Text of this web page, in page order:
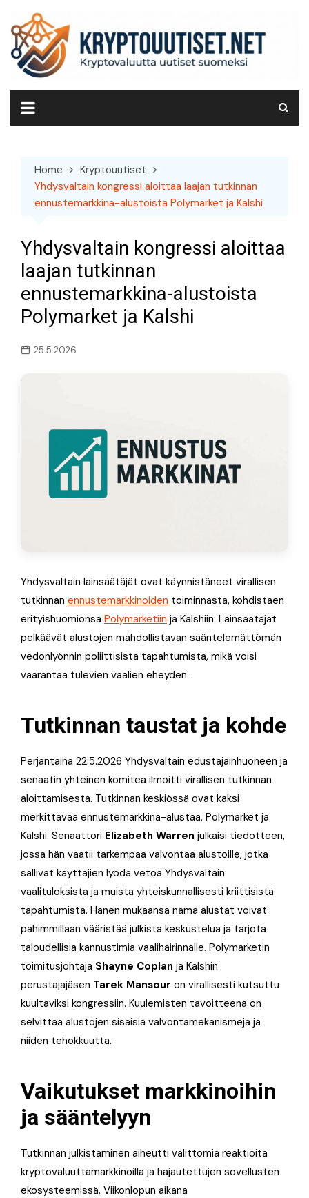
content
Home
Kryptouutiset
Yhdysvaltain kongressi aloittaa laajan tutkinnan
ennustemarkkina-alustoista Polymarket ja Kalshi
Yhdysvaltain kongressi aloittaa
laajan tutkinnan
ennustemarkkina-alustoista
Polymarket ja Kalshi
25.5.2026
Yhdysvaltain lainsäätäjät ovat käynnistäneet virallisen
tutkinnan ennustemarkkinoiden toiminnasta, kohdistaen
erityishuomionsa Polymarketiin ja Kalshiin. Lainsäätäjät
pelkäävät alustojen mahdollistavan sääntelemättömän
vedonlyönnin poliittisista tapahtumista, mikä voisi
vaarantaa tulevien vaalien eheyden.
Tutkinnan taustat ja kohde
Perjantaina 22.5.2026 Yhdysvaltain edustajainhuoneen ja
senaatin yhteinen komitea ilmoitti virallisen tutkinnan
aloittamisesta. Tutkinnan keskiössä ovat kaksi
merkittävää ennustemarkkina-alustaa, Polymarket ja
Kalshi. Senaattori Elizabeth Warren julkaisi tiedotteen,
jossa hän vaatii tarkempaa valvontaa alustoille, jotka
sallivat käyttäjien lyödä vetoa Yhdysvaltain
vaalituloksista ja muista yhteiskunnallisesti kriittisistä
tapahtumista. Hänen mukaansa nämä alustat voivat
pahimmillaan vääristää julkista keskustelua ja tarjota
taloudellisia kannustimia vaalihäirinnälle. Polymarketin
toimitusjohtaja Shayne Coplan ja Kalshin
perustajajäsen Tarek Mansour on virallisesti kutsuttu
kuultaviksi kongressiin. Kuulemisten tavoitteena on
selvittää alustojen sisäisiä valvontamekanismeja ja
niiden tehokkuutta.
Vaikutukset markkinoihin
ja sääntelyyn
Tutkinnan julkistaminen aiheutti välittömiä reaktioita
kryptovaluuttamarkkinoilla ja hajautettujen sovellusten
ekosysteemissä. Viikonlopun aikana